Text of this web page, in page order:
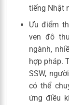
tiếng Nhật
Ưu điểm
ven đô
ngành,
hợp pháp.
SSW,
có thể
ứng điều